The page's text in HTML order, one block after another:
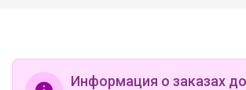
Информация о заказах